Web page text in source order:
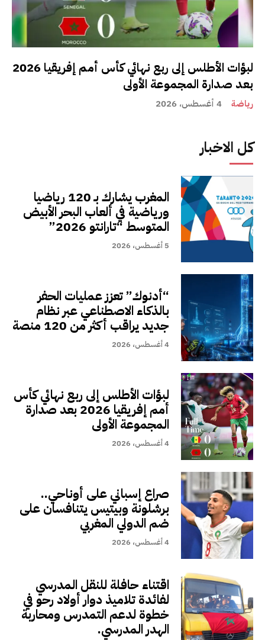
لبؤات الأطلس إلى ربع نهائي كأس أمم إفريقيا 2026
بعد صدارة المجموعة الأولى
رياضة 4 أغسطس، 2026
كل الاخبار
المغرب يشارك بـ 120 رياضيا
ورياضية في ألعاب البحر الأبيض
المتوسط “تارانتو 2026”
5 أغسطس، 2026
“أدنوك” تعزز عمليات الحفر
بالذكاء الاصطناعي عبر نظام
جديد يراقب أكثر من 120 منصة
4 أغسطس، 2026
لبؤات الأطلس إلى ربع نهائي كأس
أمم إفريقيا 2026 بعد صدارة
المجموعة الأولى
4 أغسطس، 2026
صراع إسباني على أوناحي..
برشلونة وبيتيس يتنافسان على
ضم الدولي المغربي
4 أغسطس، 2026
اقتناء حافلة للنقل المدرسي
لفائدة تلاميذ دوار أولاد رحو في
خطوة لدعم التمدرس ومحاربة
الهدر المدرسي.